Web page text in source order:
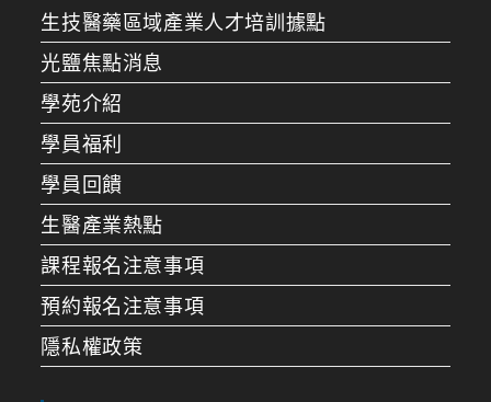
生技醫藥區域產業人才培訓據點
光鹽焦點消息
學苑介紹
學員福利
學員回饋
生醫產業熱點
課程報名注意事項
預約報名注意事項
隱私權政策